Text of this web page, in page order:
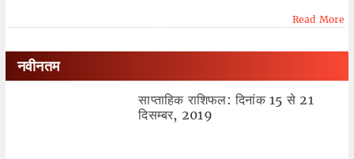
Read More
नवीनतम
साप्ताहिक राशिफल: दिनांक 15 से 21
दिसम्बर, 2019